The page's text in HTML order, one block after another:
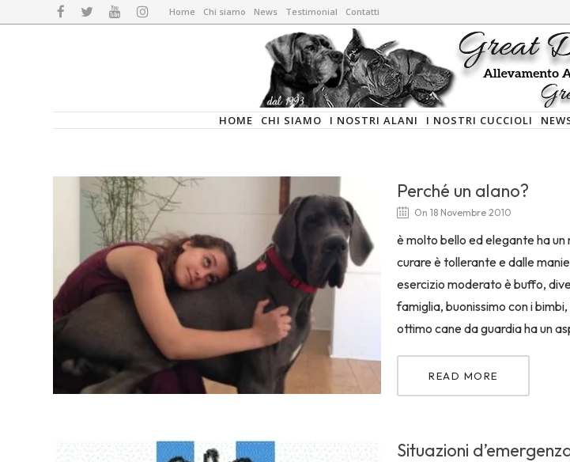
Home Chi siamo News Testimonial Contatti
HOME CHI SIAMO I NOSTRI ALANI I NOSTRI CUCCIOLI
Perché un alano?
On 18 Novembre 2010
è molto bello ed elegante ha
curare è tollerante e dalle
esercizio moderato è buffo,
famiglia, buonissimo con i
ottimo cane da guardia ha un
READ MORE
Situazioni